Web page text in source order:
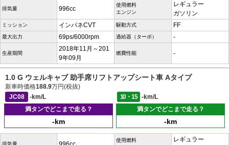
排気量 996cc
使用燃料
エンジン
レギュラー
ガソリン
ミッション インパネCVT 駆動方式 FF
最大出力 69ps/6000rpm 過給器（ターボ） -
生産期間
2018年11月～201
9年09月
燃費性能 -
1.0 G ウェルキャブ 助手席リフトアップシート車 Aタイプ
新車時価格188.9万円(税抜)
JC08
-km/L 10・15
-km/L
満タンでどこまで走る？
-km
満タンでどこまで走る？
-km
排気量
使用燃料
レギュラー